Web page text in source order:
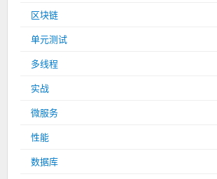
区块链
单元测试
多线程
实战
微服务
性能
数据库